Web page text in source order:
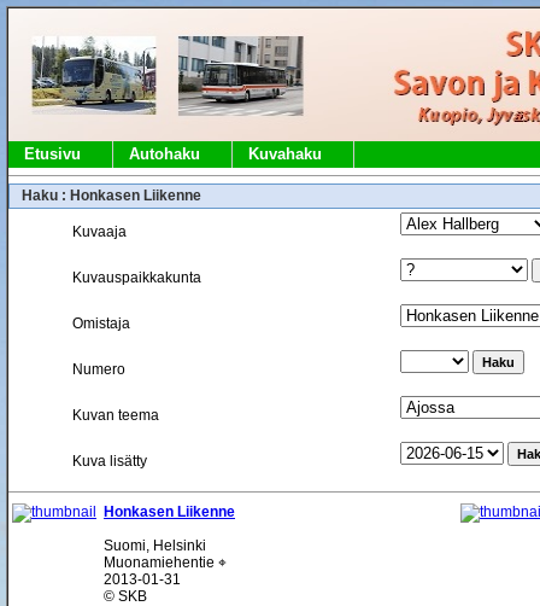
Etusivu Autohaku Kuvahaku
Haku : Honkasen Liikenne
Kuvaaja
Kuvauspaikkakunta
Omistaja
Numero
Kuvan teema
Kuva lisätty
Honkasen Liikenne
Suomi, Helsinki
Muonamiehentie ⌖
2013-01-31
© SKB